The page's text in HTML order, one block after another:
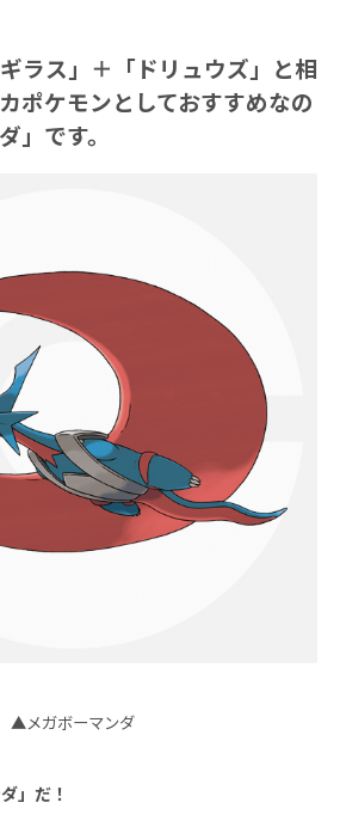
ラス」＋「ドリュウズ」と相
ポケモンとしておすすめなの
」です。
▲メガボーマンダ
」だ！